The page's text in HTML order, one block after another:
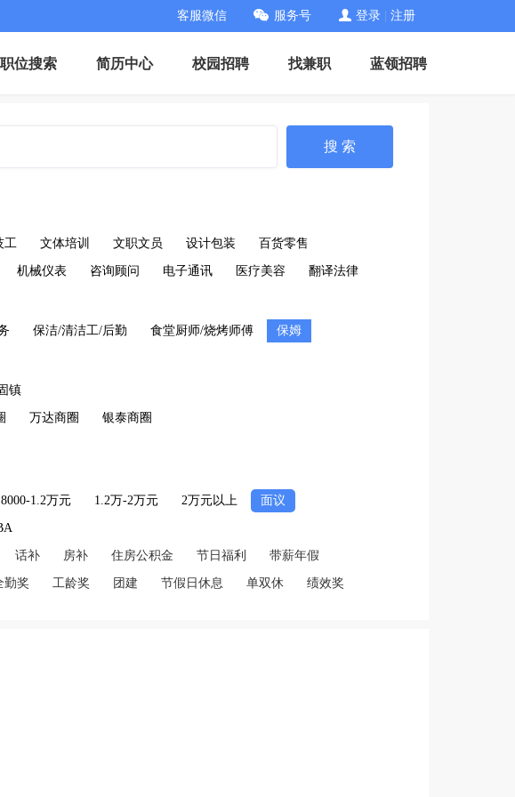
客服微信 服务号 登录 注册
职位搜索 简历中心 校园招聘 找兼职 蓝领招聘
搜 索
工 文体培训 文职文员 设计包装 百货零售
机械仪表 咨询顾问 电子通讯 医疗美容 翻译法律
保洁/清洁工/后勤 食堂厨师/烧烤师傅 保姆
镇
万达商圈 银泰商圈
8000-1.2万元 1.2万-2万元 2万元以上 面议
话补 房补 住房公积金 节日福利 带薪年假
勤奖 工龄奖 团建 节假日休息 单双休 绩效奖